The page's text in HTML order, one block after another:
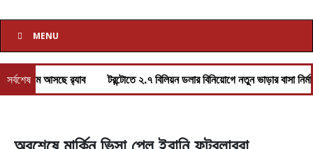
MENU
সর্বশেষআসছে র‌্যাব টরন্টোতে ২.৭ বিলিয়ন ডলার বিনিয়োগে নতুন ভাড়ার বাসা নির্মাণে